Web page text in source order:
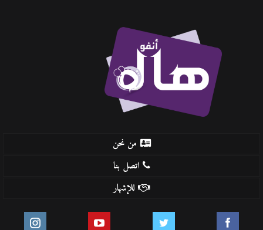
من نحن
اتصل بنا
للإشهار